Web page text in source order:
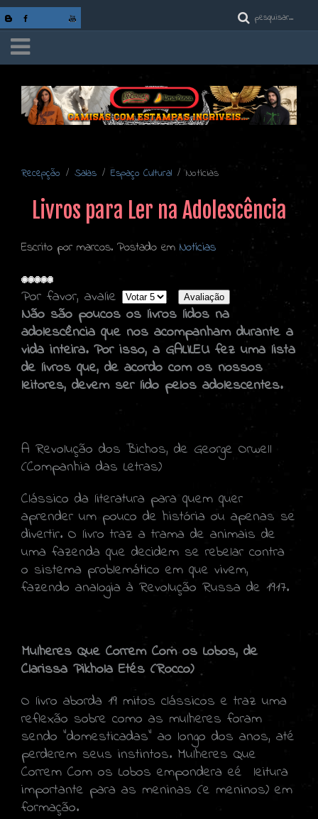
Recepção Salas Espaço Cultural Notícias
Livros para Ler na Adolescência
Escrito por marcos. Postado em Notícias
Por favor, avalie
Não são poucos os livros lidos na
adolescência que nos acompanham durante a
vida inteira. Por isso, a GALILEU fez uma lista
de livros que, de acordo com os nossos
leitores, devem ser lido pelos adolescentes.
A Revolução dos Bichos, de George Orwell
(Companhia das Letras)
Clássico da literatura para quem quer
aprender um pouco de história ou apenas se
divertir. O livro traz a trama de animais de
uma fazenda que decidem se rebelar contra
o sistema problemático em que vivem,
fazendo analogia à Revolução Russa de 1917.
Mulheres Que Correm Com os Lobos, de
Clarissa Pikhola Etés (Rocco)
O livro aborda 19 mitos clássicos e traz uma
reflexão sobre como as mulheres foram
sendo "domesticadas" ao longo dos anos, até
perderem seus instintos. Mulheres Que
Correm Com os Lobos empondera eé leitura
importante para as meninas (e meninos) em
formação.